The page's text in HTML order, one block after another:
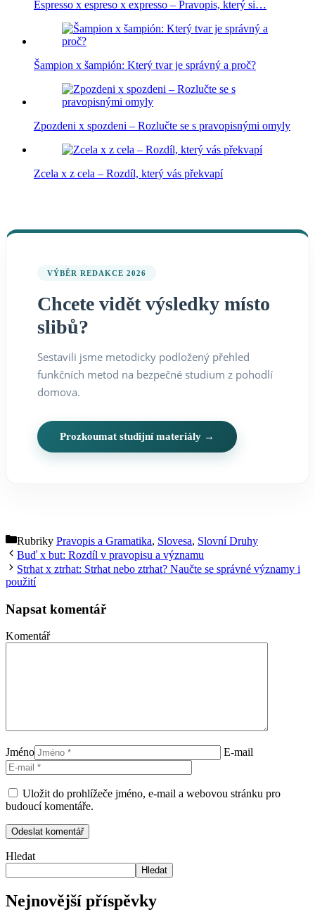
Espresso x espreso x expresso – Pravopis, který si…
Šampion x šampión: Který tvar je správný a proč?
Zpozdeni x spozdeni – Rozlučte se s pravopisnými omyly
Zcela x z cela – Rozdíl, který vás překvapí
VÝBĚR REDAKCE 2026
Chcete vidět výsledky místo
slibů?
Sestavili jsme metodicky podložený přehled
funkčních metod na bezpečné studium z pohodlí
domova.
Prozkoumat studijní materiály →
Rubriky Pravopis a Gramatika, Slovesa, Slovní Druhy
Buď x but: Rozdíl v pravopisu a významu
Strhat x ztrhat: Strhat nebo ztrhat? Naučte se správné významy i
použití
Napsat komentář
Komentář
Jméno E-mail
Uložit do prohlížeče jméno, e-mail a webovou stránku pro
budoucí komentáře.
Hledat
Hledat
Nejnovější příspěvky